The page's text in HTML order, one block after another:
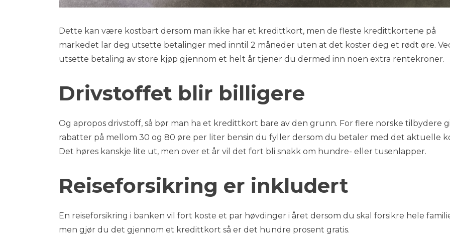
Dette kan være kostbart dersom man ikke har et kredittkort, men de fleste kredittkortene på
markedet lar deg utsette betalinger med inntil 2 måneder uten at det koster deg et rødt øre.
utsette betaling av store kjøp gjennom et helt år tjener du dermed inn noen extra rentekroner.
Drivstoffet blir billigere
Og apropos drivstoff, så bør man ha et kredittkort bare av den grunn. For flere norske tilbydere
rabatter på mellom 30 og 80 øre per liter bensin du fyller dersom du betaler med det aktuelle
Det høres kanskje lite ut, men over et år vil det fort bli snakk om hundre- eller tusenlapper.
Reiseforsikring er inkludert
En reiseforsikring i banken vil fort koste et par høvdinger i året dersom du skal forsikre hele
men gjør du det gjennom et kredittkort så er det hundre prosent gratis.